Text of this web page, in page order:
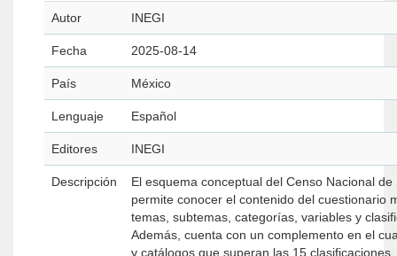
Autor INEGI
Fecha 2025-08-14
País México
Lenguaje Español
Editores INEGI
Descripción
El esquema conceptual del Censo Nacional
permite conocer el contenido del cuestionario
temas, subtemas, categorías, variables y
Además, cuenta con un complemento en el
y catálogos que superan las 15 clasificaciones.